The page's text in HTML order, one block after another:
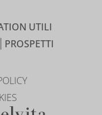
UTILI
PROSPETTI